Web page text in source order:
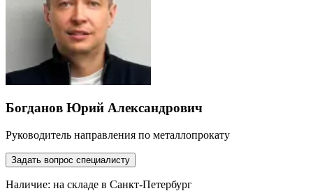
Богданов Юрий Александрович
Руководитель направления по металлопрокату
Задать вопрос специалисту
Наличие: на складе в Санкт-Петербург